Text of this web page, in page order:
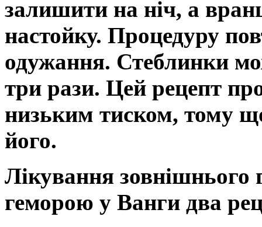
залишити на ніч, а
настойку. Процедуру
одужання. Стеблинки
три рази. Цей рецепт
низьким тиском, тому
його.
Лікування
геморою у Ванги два